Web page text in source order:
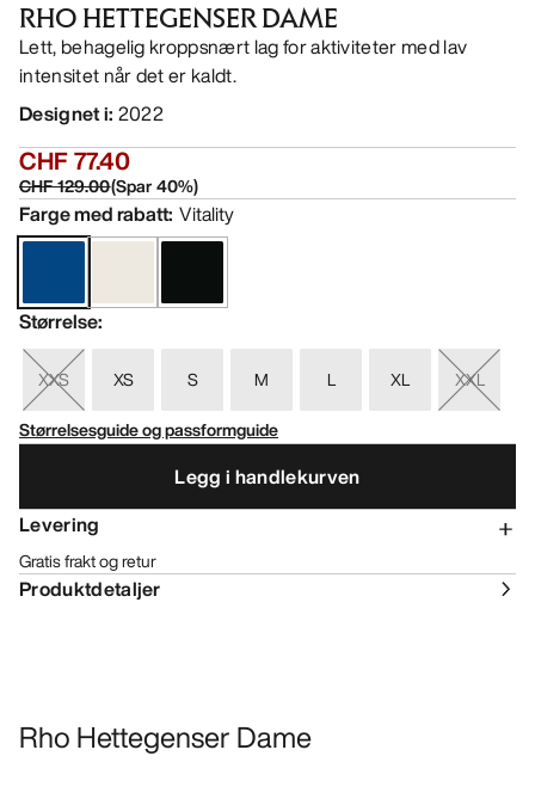
RHO HETTEGENSER DAME
Lett, behagelig kroppsnært lag for aktiviteter med lav
intensitet når det er kaldt.
Designet i: 2022
CHF 77.40
CHF 129.00(Spar40%)
Farge med rabatt: Vitality
Størrelse:
XXS XS S M L XL
XXL
Størrelsesguide og passformguide
Legg i handlekurven
Levering
Gratis frakt og retur
Produktdetaljer
Rho Hettegenser Dame